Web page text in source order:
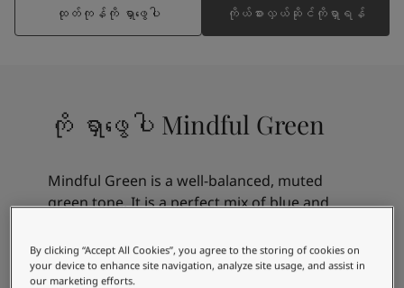
Interior Paint Colours
အတွင်းခန်းအရောင်အားလုံး
Colour Tools
အတွင်းခန်းအတွက် အတုယူစရာအသွင်အပြင်များ
အပြင်ပိုင်းအတွက် အတုယူစရာအသွင်အပြင်များ
ဆောင်းပါးများ
သင့်အိမ်အားဆေးဖြင့်အလှဆင်ပါ
ထုတ်ကုန်ကို ရှာဖွေပါ ကိုယ်စားလှယ်ဆိုင်ကိုရှာရန်
ကို ရှာဖွေပါ Mindful Green
Mindful Green is a well-balanced, muted
green tone. It is a perfect mix of blue and
og 7629 Antique Green, but also as a slightly
greener version of 6325 Balance.
By clicking “Accept All Cookies”, you agree to the storing of cookies on
your device to enhance site navigation, analyze site usage, and assist in
our marketing efforts.